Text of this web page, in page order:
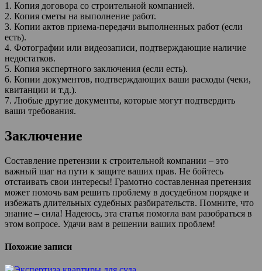
1. Копия договора со строительной компанией.
2. Копия сметы на выполнение работ.
3. Копии актов приема-передачи выполненных работ (если
есть).
4. Фотографии или видеозаписи, подтверждающие наличие
недостатков.
5. Копия экспертного заключения (если есть).
6. Копии документов, подтверждающих ваши расходы (чеки,
квитанции и т.д.).
7. Любые другие документы, которые могут подтвердить
ваши требования.
Заключение
Составление претензии к строительной компании – это
важный шаг на пути к защите ваших прав. Не бойтесь
отстаивать свои интересы! Грамотно составленная претензия
может помочь вам решить проблему в досудебном порядке и
избежать длительных судебных разбирательств. Помните, что
знание – сила! Надеюсь, эта статья помогла вам разобраться в
этом вопросе. Удачи вам в решении ваших проблем!
Похожие записи